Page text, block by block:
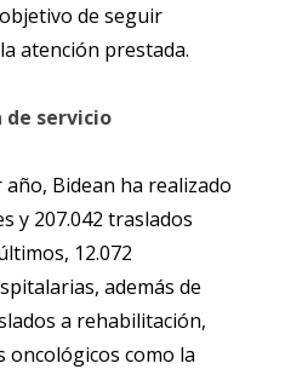
de seguir
atención prestada.
servicio
Bidean ha realizado
y 207.042 traslados
12.072
además de
a rehabilitación,
como la